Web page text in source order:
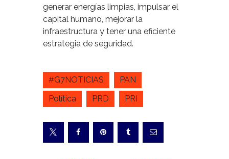
generar energías limpias, impulsar el
capital humano, mejorar la
infraestructura y tener una eficiente
estrategia de seguridad.
#G7NOTICIAS
PAN
Política
PRD PRI